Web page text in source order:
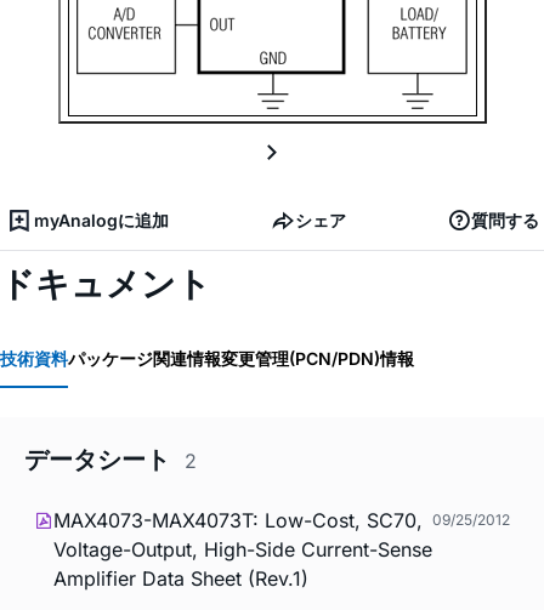
myAnalogに追加 シェア 質問する
ドキュメント
技術資料パッケージ関連情報変更管理(PCN/PDN)情報
データシート 2
MAX4073-MAX4073T: Low-Cost, SC70,
Voltage-Output, High-Side Current-Sense
Amplifier Data Sheet (Rev.1)
09/25/2012